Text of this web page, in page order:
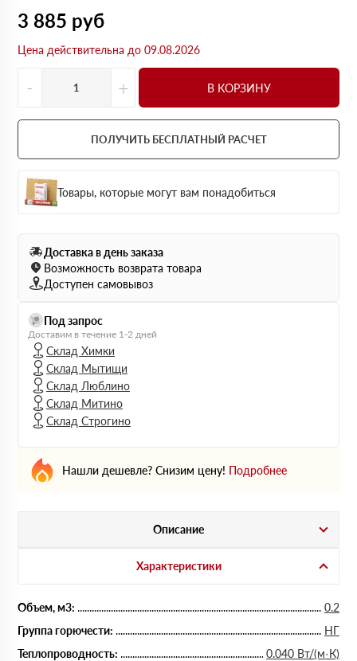
3 885 руб
Цена действительна до 09.08.2026
- + В КОРЗИНУ
ПОЛУЧИТЬ БЕСПЛАТНЫЙ РАСЧЕТ
Товары, которые могут вам понадобиться
Доставка в день заказа
Возможность возврата товара
Доступен самовывоз
Под запрос
Доставим в течение 1-2 дней
Склад Химки
Склад Мытищи
Склад Люблино
Склад Митино
Склад Строгино
Нашли дешевле? Снизим цену! Подробнее
Описание
Характеристики
Объем, м3:
0.2
Группа горючести:
НГ
Теплопроводность:
0.040 Вт/(м·К)